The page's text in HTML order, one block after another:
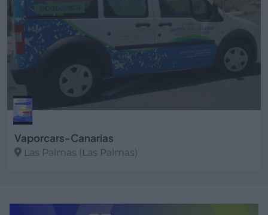
Vaporcars-Canarias
Las Palmas (Las Palmas)